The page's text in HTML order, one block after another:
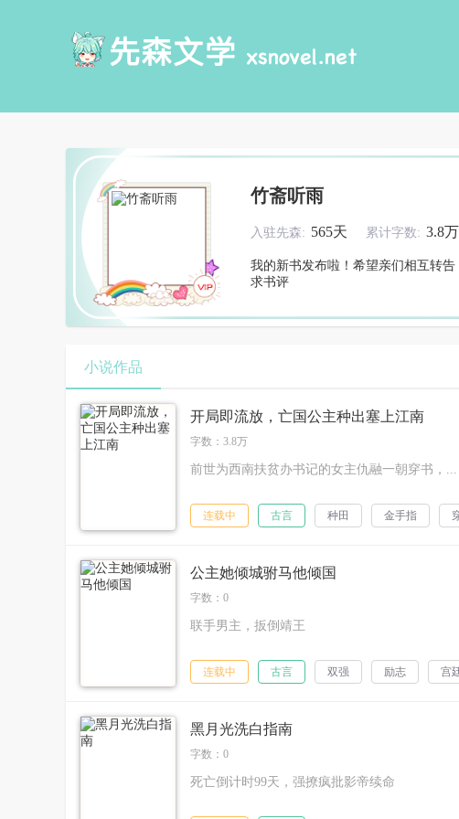
竹斋听雨
入驻先森: 565天 累计字数: 3.8
我的新书发布啦！希望亲们相互转
求书评
小说作品
开局即流放，亡国公主种出塞上江南
字数：3.8万
前世为西南扶贫办书记的女主仇融一朝穿书，...
连载中 古言 种田 金手指
公主她倾城驸马他倾国
字数：0
联手男主，扳倒靖王
连载中 古言 双强 励志 宫
黑月光洗白指南
字数：0
死亡倒计时99天，强撩疯批影帝续命